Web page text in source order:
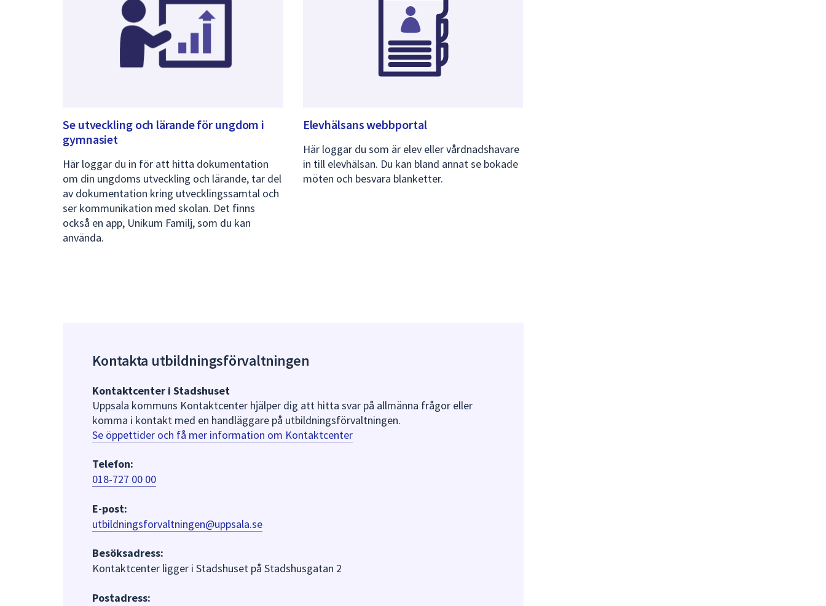
Se utveckling och lärande för ungdom i
gymnasiet
Här loggar du in för att hitta dokumentation
om din ungdoms utveckling och lärande, tar del
av dokumentation kring utvecklingssamtal och
ser kommunikation med skolan. Det finns
också en app, Unikum Familj, som du kan
använda.
Elevhälsans webbportal
Här loggar du som är elev eller vårdnadshavare
in till elevhälsan. Du kan bland annat se bokade
möten och besvara blanketter.
Kontakta utbildningsförvaltningen
Kontaktcenter i Stadshuset
Uppsala kommuns Kontaktcenter hjälper dig att hitta svar på allmänna frågor eller
komma i kontakt med en handläggare på utbildningsförvaltningen.
Se öppettider och få mer information om Kontaktcenter
Telefon:
018-727 00 00
E-post:
utbildningsforvaltningen@uppsala.se
Besöksadress:
Kontaktcenter ligger i Stadshuset på Stadshusgatan 2
Postadress: